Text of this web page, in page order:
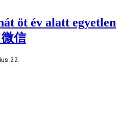
öt év alatt egyetlen
信
22.